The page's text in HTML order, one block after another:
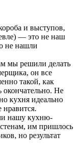
и выступов,
— это не наш
не нашли
мы решили делать
он все
такой, как
окончательно. Не
кухня идеально
нравится.
нашу кухню-
им пришлось
но результат